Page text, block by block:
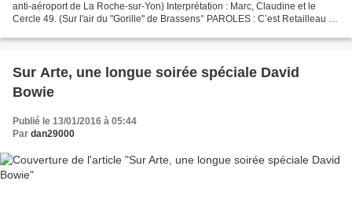
anti-aéroport de La Roche-sur-Yon) Interprétation : Marc, Claudine et le
Cercle 49. (Sur l'air du "Gorille" de Brassens° PAROLES : C’est Retailleau ! (
Sur Arte, une longue soirée spéciale David
Bowie
Publié le 13/01/2016 à 05:44
Par dan29000